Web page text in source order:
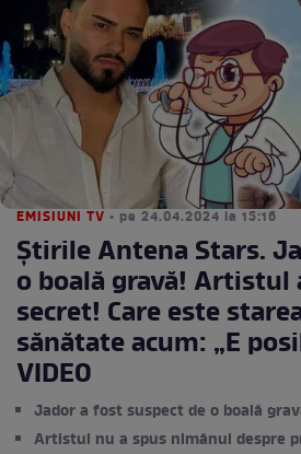
EMISIUNI TV • pe 24.04.2024 la 15:16
Știrile Antena Stars.
o boală gravă!
secret! Care este
sănătate acum: „E
VIDEO
Jador a fost suspect de o boală
Artistul nu a spus nimănui despre